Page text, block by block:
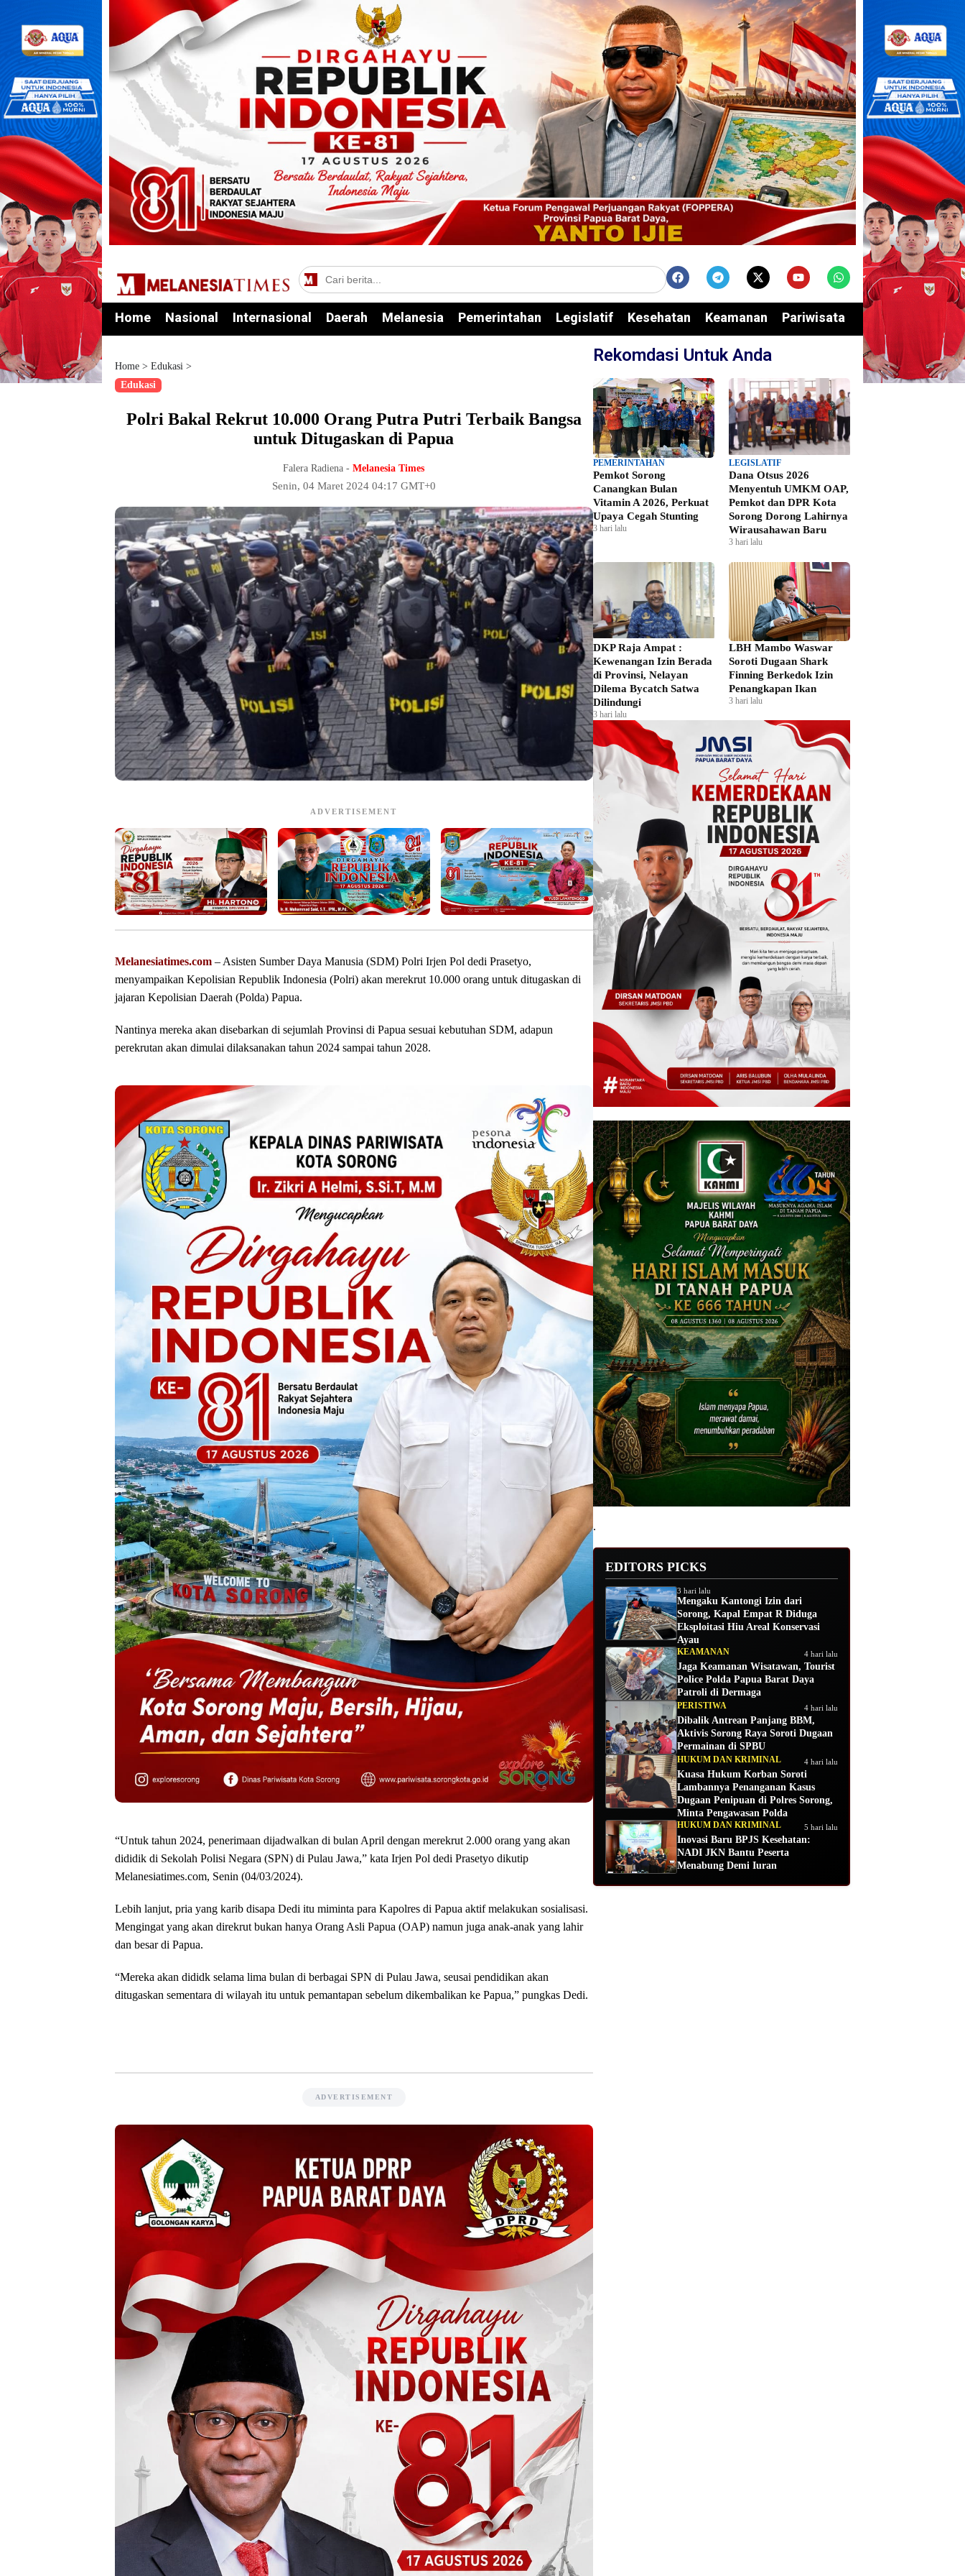
Home Nasional Internasional Daerah Melanesia Pemerintahan Legislatif Kesehatan Keamanan Pariwisata Edukasi
Home > Edukasi >
Edukasi
Polri Bakal Rekrut 10.000 Orang Putra Putri Terbaik Bangsa
untuk Ditugaskan di Papua
Falera Radiena -Melanesia Times
Senin, 04 Maret 2024 04:17 GMT+0
ADVERTISEMENT
Melanesiatimes.com – Asisten Sumber Daya Manusia (SDM) Polri Irjen Pol dedi Prasetyo,
menyampaikan Kepolisian Republik Indonesia (Polri) akan merekrut 10.000 orang untuk ditugaskan di
jajaran Kepolisian Daerah (Polda) Papua.
Nantinya mereka akan disebarkan di sejumlah Provinsi di Papua sesuai kebutuhan SDM, adapun
perekrutan akan dimulai dilaksanakan tahun 2024 sampai tahun 2028.
“Untuk tahun 2024, penerimaan dijadwalkan di bulan April dengan merekrut 2.000 orang yang akan
dididik di Sekolah Polisi Negara (SPN) di Pulau Jawa,” kata Irjen Pol dedi Prasetyo dikutip
Melanesiatimes.com, Senin (04/03/2024).
Lebih lanjut, pria yang karib disapa Dedi itu miminta para Kapolres di Papua aktif melakukan sosialisasi.
Mengingat yang akan direkrut bukan hanya Orang Asli Papua (OAP) namun juga anak-anak yang lahir
dan besar di Papua.
“Mereka akan dididk selama lima bulan di berbagai SPN di Pulau Jawa, seusai pendidikan akan
ditugaskan sementara di wilayah itu untuk pemantapan sebelum dikembalikan ke Papua,” pungkas Dedi.
ADVERTISEMENT
Rekomdasi Untuk Anda
PEMERINTAHAN
Pemkot Sorong
Canangkan Bulan
Vitamin A 2026, Perkuat
Upaya Cegah Stunting
3 hari lalu
LEGISLATIF
Dana Otsus 2026
Menyentuh UMKM OAP,
Pemkot dan DPR Kota
Sorong Dorong Lahirnya
Wirausahawan Baru
3 hari lalu
DKP Raja Ampat :
Kewenangan Izin Berada
di Provinsi, Nelayan
Dilema Bycatch Satwa
Dilindungi
3 hari lalu
LBH Mambo Waswar
Soroti Dugaan Shark
Finning Berkedok Izin
Penangkapan Ikan
3 hari lalu
.
EDITORS PICKS
3 hari lalu
Mengaku Kantongi Izin dari
Sorong, Kapal Empat R Diduga
Eksploitasi Hiu Areal Konservasi
Ayau
KEAMANAN 4 hari lalu
Jaga Keamanan Wisatawan, Tourist
Police Polda Papua Barat Daya
Patroli di Dermaga
PERISTIWA 4 hari lalu
Dibalik Antrean Panjang BBM,
Aktivis Sorong Raya Soroti Dugaan
Permainan di SPBU
HUKUM DAN KRIMINAL 4 hari lalu
Kuasa Hukum Korban Soroti
Lambannya Penanganan Kasus
Dugaan Penipuan di Polres Sorong,
Minta Pengawasan Polda
HUKUM DAN KRIMINAL 5 hari lalu
Inovasi Baru BPJS Kesehatan:
NADI JKN Bantu Peserta
Menabung Demi Iuran